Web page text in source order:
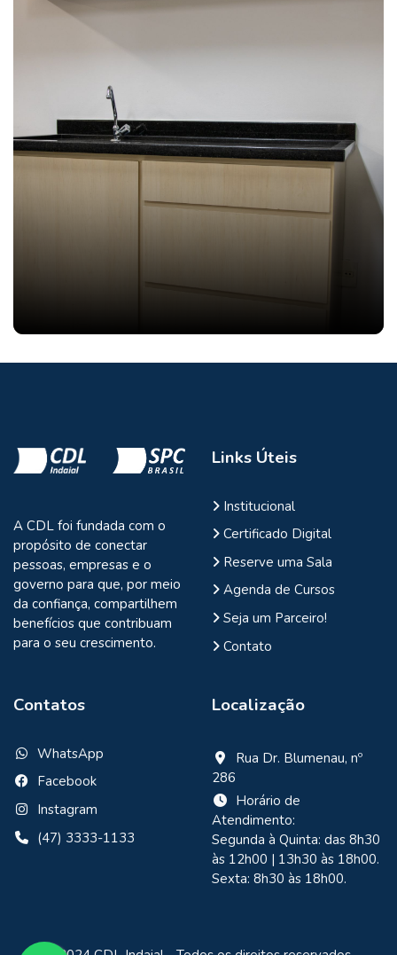
A CDL foi fundada com o
propósito de conectar
pessoas, empresas e o
governo para que, por meio
da confiança, compartilhem
benefícios que contribuam
para o seu crescimento.
Links Úteis
Institucional
Certificado Digital
Reserve uma Sala
Agenda de Cursos
Seja um Parceiro!
Contato
Contatos
WhatsApp
Facebook
Instagram
(47) 3333-1133
Localização
Rua Dr. Blumenau, nº
286
Horário de
Atendimento:
Segunda à Quinta: das 8h30
às 12h00 | 13h30 às 18h00.
Sexta: 8h30 às 18h00.